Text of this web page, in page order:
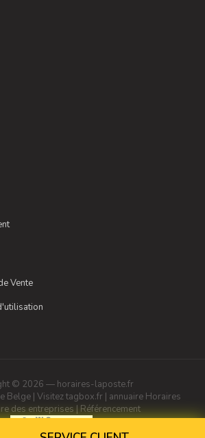
Vente
© 2026 — horaires-laposte.fr
Belge | Visitez tagbox.fr | annuaire Horaires
des entreprises | Référencement